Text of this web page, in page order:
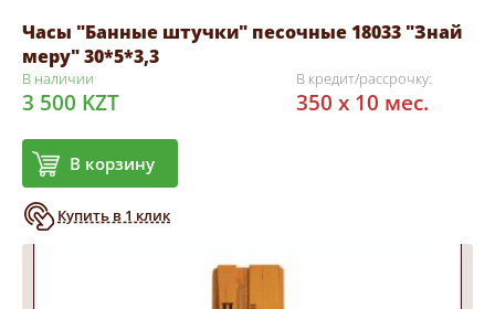
Часы "Банные штучки" песочные 18033 "Знай
меру" 30*5*3,3
В наличии
3 500 KZT
В корзину
Купить в 1 клик
В кредит/рассрочку:
350 x 10 мес.